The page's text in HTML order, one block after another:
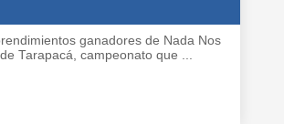
ganadores de Nada Nos
Tarapacá, campeonato que ...